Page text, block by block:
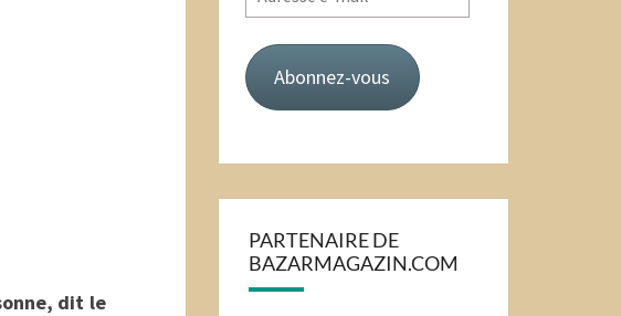
dit le
e-
mail
Abonnez-vous
PARTENAIRE DE
BAZARMAGAZIN.COM